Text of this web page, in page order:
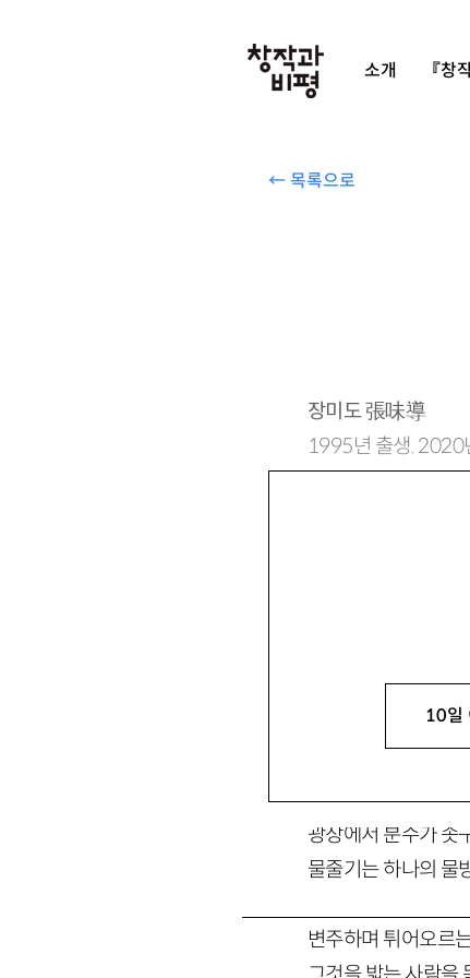
소개 『창
← 목록으로
10일
장미도張味導
1995년 출생. 2020
광장에서 분수가 솟
물줄기는 하나의 물
변주하며 튀어오르